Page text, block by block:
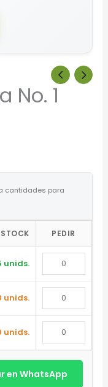
No. 1
cantidades para
STOCK PEDIR
unids.
unids.
unids.
en WhatsApp